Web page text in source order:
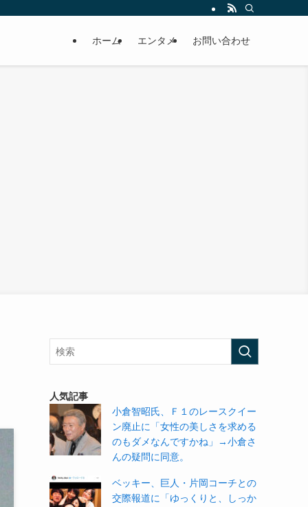
ホーム エンタメ お問い合わせ
人気記事
小倉智昭氏、Ｆ１のレースクイー
ン廃止に「女性の美しさを求める
のもダメなんですかね」→小倉さ
んの疑問に同意。
ベッキー、巨人・片岡コーチとの
交際報道に「ゆっくりと、しっか